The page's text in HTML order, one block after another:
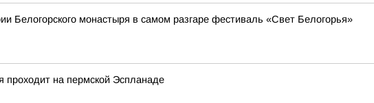
Белогорского монастыря в самом разгаре фестиваль «Свет Белогорья»
проходит на пермской Эспланаде